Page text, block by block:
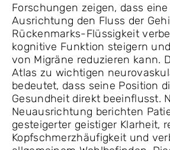
Forschungen zeigen, dass
Ausrichtung den Fluss der
Rückenmarks-Flüssigkeit
kognitive Funktion steigern
von Migräne reduzieren kann.
Atlas zu wichtigen
bedeutet, dass seine Position
Gesundheit direkt beeinflusst.
Neuausrichtung berichten
gesteigerter geistiger Klarheit,
Kopfschmerzhäufigkeit und